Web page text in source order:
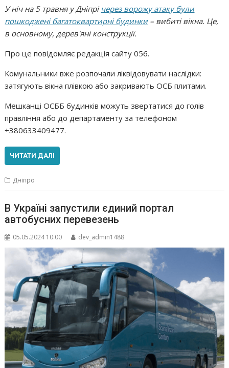
У ніч на 5 травня у Дніпрі через ворожу атаку були
пошкоджені багатоквартирні будинки– вибиті вікна. Це,
в основному, дерев'яні конструкції.
Про це повідомляє редакція сайту 056.
Комунальники вже розпочали ліквідовувати наслідки:
затягують вікна плівкою або закривають ОСБ плитами.
Мешканці ОСББ будинків можуть звертатися до голів
правління або до департаменту за телефоном
+380633409477.
ЧИТАТИ ДАЛІ
Дніпро
В Україні запустили єдиний портал
автобусних перевезень
05.05.2024 10:00 dev_admin1488